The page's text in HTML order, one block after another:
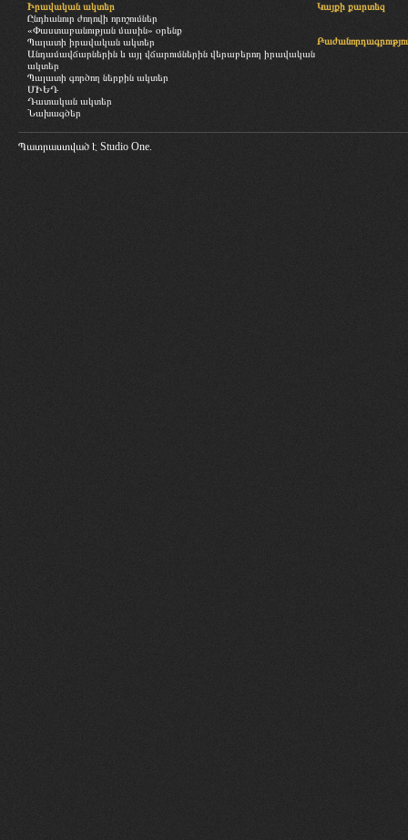
Իրավական ակտեր
Ընդհանուր ժողովի որոշումներ
«Փաստաբանության մասին» օրենք
Պալատի իրավական ակտեր
Անդամավճարներին և այլ վճարումներին վերաբերող իրավական
ակտեր
Պալատի գործող ներքին ակտեր
ՄԻԵԴ
Դատական ակտեր
Նախագծեր
Կայքի քարտեզ
Պատրաստված է Studio One.